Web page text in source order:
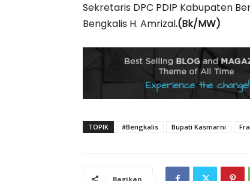
Sekretaris DPC PDIP Kabupaten
Bengkalis H. Amrizal.(Bk/MW)
TOPIK #Bengkalis Bupati Kasmarni
Bagikan